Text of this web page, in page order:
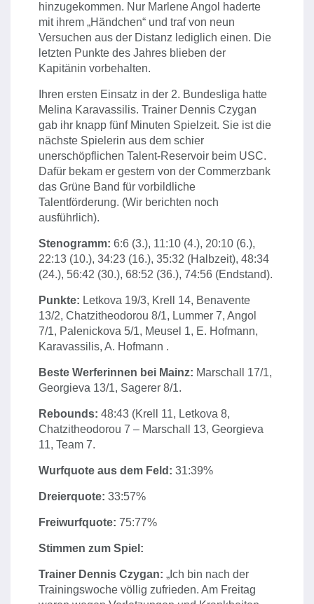
hinzugekommen. Nur Marlene Angol haderte
mit ihrem „Händchen“ und traf von neun
Versuchen aus der Distanz lediglich einen. Die
letzten Punkte des Jahres blieben der
Kapitänin vorbehalten.
Ihren ersten Einsatz in der 2. Bundesliga hatte
Melina Karavassilis. Trainer Dennis Czygan
gab ihr knapp fünf Minuten Spielzeit. Sie ist die
nächste Spielerin aus dem schier
unerschöpflichen Talent-Reservoir beim USC.
Dafür bekam er gestern von der Commerzbank
das Grüne Band für vorbildliche
Talentförderung. (Wir berichten noch
ausführlich).
Stenogramm: 6:6 (3.), 11:10 (4.), 20:10 (6.),
22:13 (10.), 34:23 (16.), 35:32 (Halbzeit), 48:34
(24.), 56:42 (30.), 68:52 (36.), 74:56 (Endstand).
Punkte: Letkova 19/3, Krell 14, Benavente
13/2, Chatzitheodorou 8/1, Lummer 7, Angol
7/1, Palenickova 5/1, Meusel 1, E. Hofmann,
Karavassilis, A. Hofmann .
Beste Werferinnen bei Mainz: Marschall 17/1,
Georgieva 13/1, Sagerer 8/1.
Rebounds: 48:43 (Krell 11, Letkova 8,
Chatzitheodorou 7 – Marschall 13, Georgieva
11, Team 7.
Wurfquote aus dem Feld: 31:39%
Dreierquote: 33:57%
Freiwurfquote: 75:77%
Stimmen zum Spiel:
Trainer Dennis Czygan: „Ich bin nach der
Trainingswoche völlig zufrieden. Am Freitag